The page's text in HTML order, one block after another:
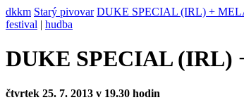
dkkm Starý pivovar DUKE SPECIAL (IRL) +
festival | hudba
DUKE SPECIAL (IRL)
čtvrtek 25. 7. 2013 v 19.30 hodin